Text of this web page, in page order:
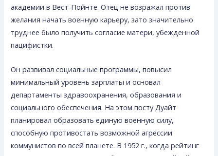
академии в Вест-Пойнте. Отец не возражал против
желания начать военную карьеру, зато значительно
труднее было полу­чить согласие матери, убежденной
пацифистки.
Он развивал социальные программы, повысил
минимальный уровень зарплаты и основал
департаменты здравоохранения, образования и
социального обеспечения. На этом посту Дуайт
планировал образовать единую военную силу,
способную противостать возможной агрессии
коммунистов по всей планете. В 1952 г., когда рейтинг